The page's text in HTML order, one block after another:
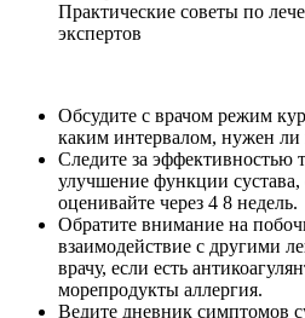
Практические советы по
экспертов
Обсудите с врачом режим
каким интервалом, нужен
Следите за эффективностью
улучшение функции
оценивайте через 4 8 недель.
Обратите внимание на
взаимодействие с другими
врачу, если есть
морепродукты аллергия.
Ведите дневник симптомов